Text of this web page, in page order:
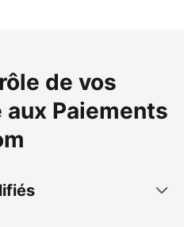
de vos
Paiements